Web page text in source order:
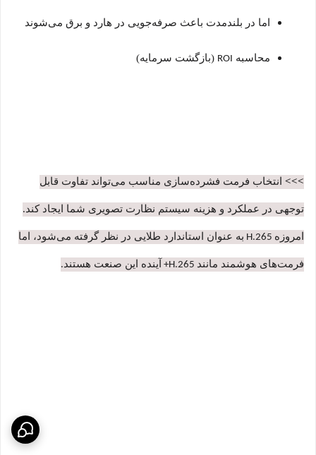
اما در بلندمدت باعث صرفه‌جویی در هارد و برق می‌شوند
محاسبه ROI (بازگشت سرمایه)
>>> انتخاب فرمت فشرده‌سازی مناسب می‌تواند تفاوت قابل
توجهی در عملکرد و هزینه سیستم نظارت تصویری شما ایجاد کند.
امروزه به عنوان استاندارد طلایی در نظر گرفته می‌شود، اما
فرمت‌های هوشمند مانند آینده این صنعت هستند.